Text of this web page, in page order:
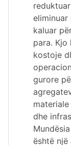
kaluar
para. Kjo
kostoje
gurore
dhe
është një